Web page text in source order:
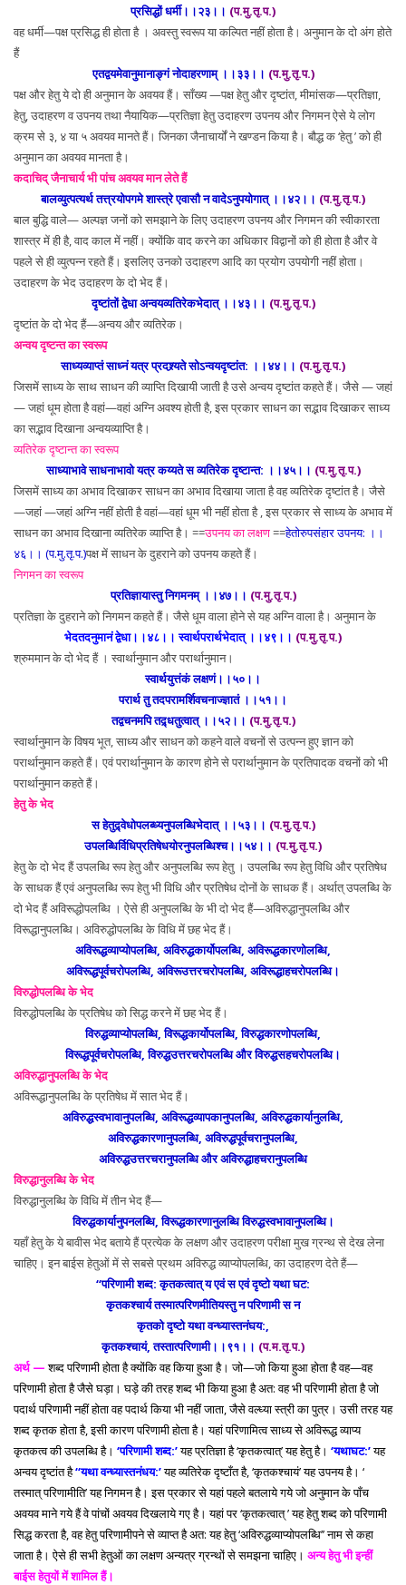
प्रसिद्धों धर्मी।।२३।। (प.मु.तृ.प.)
वह धर्मी—पक्ष प्रसिद्ध ही होता है । अवस्तु स्वरूप या कल्पित नहीं होता है। अनुमान के दो अंग होते
हैं
एतद्वयमेवानुमानाङ्गं नोदाहरणाम् ।।३३।। (प.मु.तृ.प.)
पक्ष और हेतु ये दो ही अनुमान के अवयव हैं। साँख्य —पक्ष हेतु और दृष्टांत, मीमांसक—प्रतिज्ञा,
हेतु, उदाहरण व उपनय तथा नैयायिक—प्रतिज्ञा हेतु उदाहरण उपनय और निगमन ऐसे ये लोग
क्रम से ३, ४ या ५ अवयव मानते हैं। जिनका जैनाचार्यों ने खण्डन किया है। बौद्ध क ‘हेतु ’ को ही
अनुमान का अवयव मानता है।
कदाचिद् जैनाचार्य भी पांच अवयव मान लेते हैं
बालव्युत्पत्यर्थ तत्त्रयोपगमे शास्त्रे एवासौ न वादेऽनुपयोगात् ।।४२।। (प.मु.तृ.प.)
बाल बुद्धि वाले— अल्पज्ञ जनों को समझाने के लिए उदाहरण उपनय और निगमन की स्वीकारता
शास्त्र में ही है, वाद काल में नहीं। क्योंकि वाद करने का अधिकार विद्वानों को ही होता है और वे
पहले से ही व्युत्पन्न रहते हैं। इसलिए उनको उदाहरण आदि का प्रयोग उपयोगी नहीं होता।
उदाहरण के भेद उदाहरण के दो भेद हैं।
दृष्टांतों द्वेधा अन्वयव्यतिरेकभेदात् ।।४३।। (प.मु.तृ.प.)
दृष्टांत के दो भेद हैं—अन्वय और व्यतिरेक।
अन्वय दृष्टन्त का स्वरूप
साध्यव्याप्तं साध्नं यत्र प्रदश्र्यते सोऽन्वयदृष्टांत: ।।४४।। (प.मु.तृ.प.)
जिसमें साध्य के साथ साधन की व्याप्ति दिखायी जाती है उसे अन्वय दृष्टांत कहते हैं। जैसे — जहां
— जहां धूम होता है वहां—वहां अग्नि अवश्य होती है, इस प्रकार साधन का सद्भाव दिखाकर साध्य
का सद्भाव दिखाना अन्वयव्याप्ति है।
व्यतिरेक दृष्टान्त का स्वरूप
साध्याभावे साधनाभावो यत्र कय्यते स व्यतिरेक दृष्टान्त: ।।४५।। (प.मु.तृ.प.)
जिसमें साध्य का अभाव दिखाकर साधन का अभाव दिखाया जाता है वह व्यतिरेक दृष्टांत है। जैसे
—जहां —जहां अग्नि नहीं होती है वहां—वहां धूम भी नहीं होता है , इस प्रकार से साध्य के अभाव में
साधन का अभाव दिखाना व्यतिरेक व्याप्ति है। ==उपनय का लक्षण==हेतोरुपसंहार उपनय: ।।
४६।। (प.मु.तृ.प.)पक्ष में साधन के दुहराने को उपनय कहते हैं।
निगमन का स्वरूप
प्रतिज्ञायास्तु निगमनम् ।।४७।। (प.मु.तृ.प.)
प्रतिज्ञा के दुहराने को निगमन कहते हैं। जैसे धूम वाला होने से यह अग्नि वाला है। अनुमान के
भेदतदनुमानं द्वेधा।।४८।। स्वार्थपरार्थभेदात् ।।४९।। (प.मु.तृ.प.)
श्रुममान के दो भेद हैं । स्वार्थानुमान और परार्थानुमान।
स्वार्थयुत्तंकं लक्षणं।।५०।।
परार्थ तु तदपरामर्शिवचनाज्ज्ञातं ।।५१।।
तद्वचनमपि तद्र्धतुत्वात् ।।५२।। (प.मु.तृ.प.)
स्वार्थानुमान के विषय भूत, साध्य और साधन को कहने वाले वचनों से उत्पन्न हुए ज्ञान को
परार्थानुमान कहते हैं। एवं परार्थानुमान के कारण होने से परार्थानुमान के प्रतिपादक वचनों को भी
परार्थानुमान कहते हैं।
हेतु के भेद
स हेतुद्र्वेधोपलब्ध्यनुपलब्धिभेदात् ।।५३।। (प.मु.तृ.प.)
उपलब्धिर्विधिप्रतिषेधयोरनुपलब्धिश्च।।५४।। (प.मु.तृ.प.)
हेतु के दो भेद हैं उपलब्धि रूप हेतु और अनुपलब्धि रूप हेतु । उपलब्धि रूप हेतु विधि और प्रतिषेध
के साधक हैं एवं अनुपलब्धि रूप हेतु भी विधि और प्रतिषेध दोनों के साधक हैं। अर्थात् उपलब्धि के
दो भेद हैं अविरूद्धोपलब्धि । ऐसे ही अनुपलब्धि के भी दो भेद हैं—अविरुद्धानुपलब्धि और
विरूद्धानुपलब्धि। अविरुद्धोपलब्धि के विधि में छह भेद हैं।
अविरूद्धव्याप्योपलब्धि, अविरुद्धकार्योपलब्धि, अविरूद्धकारणोलब्धि,
अविरूद्धपूर्वचरोपलब्धि, अविरूउत्तरचरोपलब्धि, अविरूद्धाहचरोपलब्धि।
विरुद्धोपलब्धि के भेद
विरुद्धोपलब्धि के प्रतिषेध को सिद्ध करने में छह भेद हैं।
विरुद्धव्याप्योपलब्धि, विरूद्धकार्योपलब्धि, विरुद्धकारणोपलब्धि,
विरूद्धपूर्वचरोपलब्धि, विरुद्धउत्तरचरोपलब्धि और विरुद्धसहचरोपलब्धि।
अविरुद्धानुपलब्धि के भेद
अविरूद्धानुपलब्धि के प्रतिषेध में सात भेद हैं।
अविरुद्धस्वभावानुपलब्धि, अविरूद्धव्यापकानुपलब्धि, अविरुद्धकार्यानुलब्धि,
अविरुद्धकारणानुपलब्धि, अविरुद्धपूर्वचरानुपलब्धि,
अविरुद्धउत्तरचरानुपलब्धि और अविरुद्धाहचरानुपलब्धि
विरुद्धानुलब्धि के भेद
विरुद्धानुलब्धि के विधि में तीन भेद हैं—
विरुद्धकार्यानुपनलब्धि, विरूद्धकारणानुलब्धि विरुद्धस्वभावानुपलब्धि।
यहाँ हेतु के ये बावीस भेद बताये हैं प्रत्येक के लक्षण और उदाहरण परीक्षा मुख ग्रन्थ से देख लेना
चाहिए। इन बाईस हेतुओं में से सबसे प्रथम अविरुद्ध व्याप्योपलब्धि, का उदाहरण देते हैं—
‘‘परिणामी शब्द: कृतकत्वात् य एवं स एवं दृष्टो यथा घट:
कृतकश्चार्य तस्मात्परिणमीतियस्तु न परिणामी स न
कृतको दृष्टो यथा वन्ध्यास्तनंघय:,
कृतकश्चायं, तस्तात्परिणामी।।९१।। (प.म.तृ.प.)
अर्थ — शब्द परिणामी होता है क्योंकि वह किया हुआ है। जो—जो किया हुआ होता है वह—वह
परिणामी होता है जैसे घड़ा। घड़े की तरह शब्द भी किया हुआ है अत: वह भी परिणामी होता है जो
पदार्थ परिणामी नहीं होता वह पदार्थ किया भी नहीं जाता, जैसे वल्ध्या स्त्री का पुत्र। उसी तरह यह
शब्द कृतक होता है, इसी कारण परिणामी होता है। यहां परिणामित्व साध्य से अविरूद्ध व्याप्य
कृतकत्व की उपलब्धि है। ‘परिणामी शब्द:’यह प्रतिज्ञा है ‘कृतकत्वात्’ यह हेतु है। ‘यथाघट:’यह
अन्वय दृष्टांत है‘‘यथा वन्ध्यास्तनंधय:’यह व्यतिरेक दृष्टाँत है, ‘कृतकश्चायं’ यह उपनय है। ‘
तस्मात् परिणामीति’ यह निगमन है। इस प्रकार से यहां पहले बतलाये गये जो अनुमान के पाँच
अवयव माने गये हैं वे पांचों अवयव दिखलाये गए है। यहां पर ‘कृतकत्वात् ’ यह हेतु शब्द को परिणामी
सिद्ध करता है, वह हेतु परिणामीपने से व्याप्त है अत: यह हेतु ‘अविरुद्धव्याप्योपलब्धि’’ नाम से कहा
जाता है। ऐसे ही सभी हेतुओं का लक्षण अन्यत्र ग्रन्थों से समझना चाहिए। अन्य हेतु भी इन्हीं
बाईस हेतुयों में शामिल हैं।